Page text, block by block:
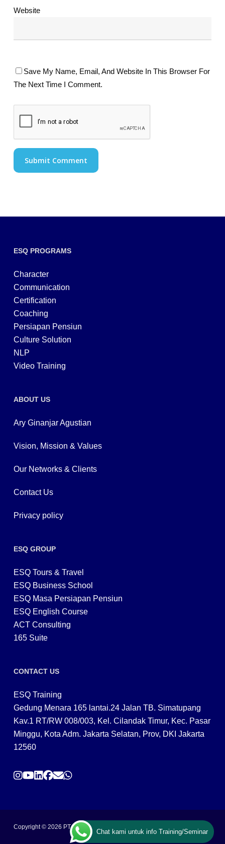
Website
Save My Name, Email, And Website In This Browser For
The Next Time I Comment.
ESQ PROGRAMS
Character
Communication
Certification
Coaching
Persiapan Pensiun
Culture Solution
NLP
Video Training
ABOUT US
Ary Ginanjar Agustian
Vision, Mission & Values
Our Networks & Clients
Contact Us
Privacy policy
ESQ GROUP
ESQ Tours & Travel
ESQ Business School
ESQ Masa Persiapan Pensiun
ESQ English Course
ACT Consulting
165 Suite
CONTACT US
ESQ Training
Gedung Menara 165 lantai.24 Jalan TB. Simatupang
Kav.1 RT/RW 008/003, Kel. Cilandak Timur, Kec. Pasar
Minggu, Kota Adm. Jakarta Selatan, Prov, DKI Jakarta
12560
Copyright © 2026 PT ARGA BANGUN BANGSA
Chat kami untuk info Training/Seminar